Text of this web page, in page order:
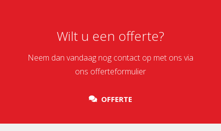
Wilt u een offerte?
Neem dan vandaag nog contact op met ons via
ons offerteformulier
OFFERTE